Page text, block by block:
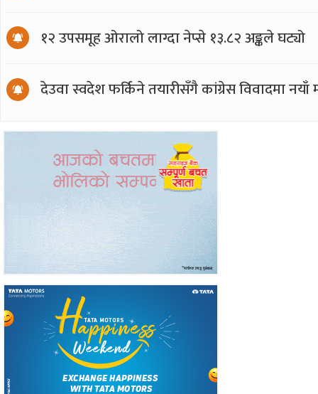
१२ उपसमूह ओरालो लाग्दा नेप्से १३.८२ अङ्कले घट्यो
देउवा स्वदेश फर्किने तयारीसँगै कांग्रेस विवादमा